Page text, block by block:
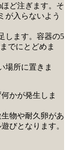
ほど注ぎます。そ
が入らないよう
します。容器の5
でにとどめま
場所に置きま
かが発生しま
物や耐久卵があ
びとなります。